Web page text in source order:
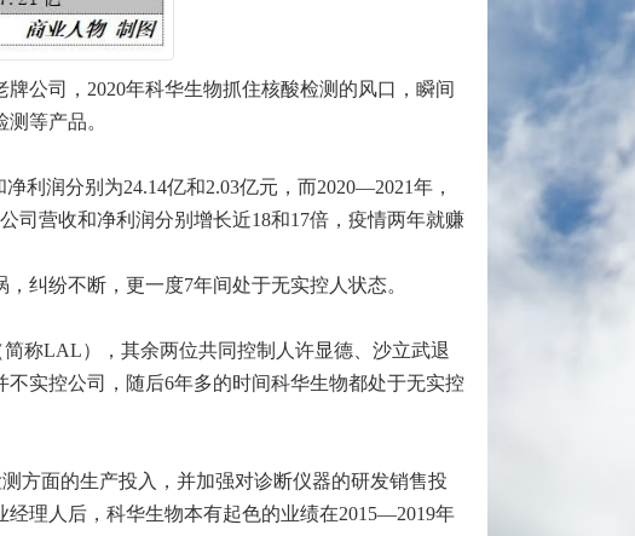
公司，2020年科华生物抓住核酸检测的风口，瞬间
等产品。
利润分别为24.14亿和2.03亿元，而2020—2021年，
司营收和净利润分别增长近18和17倍，疫情两年就赚
纠纷不断，更一度7年间处于无实控人状态。
称LAL），其余两位共同控制人许显德、沙立武退
实控公司，随后6年多的时间科华生物都处于无实控
方面的生产投入，并加强对诊断仪器的研发销售投
理人后，科华生物本有起色的业绩在2015—2019年